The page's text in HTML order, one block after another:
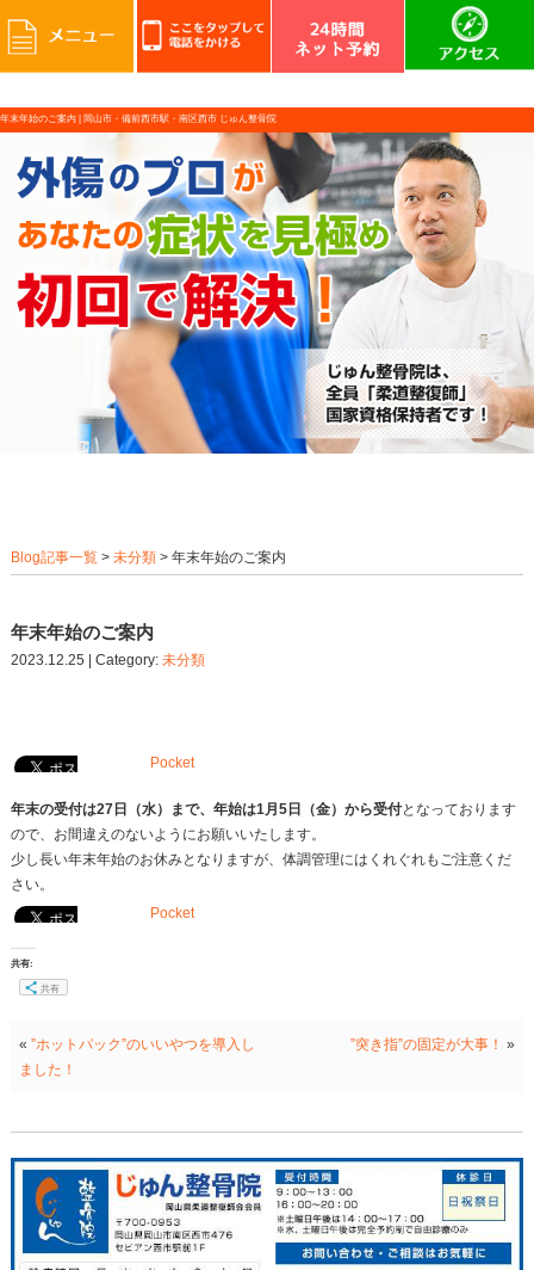
年末年始のご案内 |岡山市・備前西市駅・南区西市 じゅん整骨院
Blog記事一覧> 未分類> 年末年始のご案内
年末年始のご案内
2023.12.25 | Category:
年末の受付は27日 （水）まで、年始は1月5 （金）か
ので、お間違えのないようにお願いいたします。
少し長い年末年始のお休みとなりますが、体調管理に